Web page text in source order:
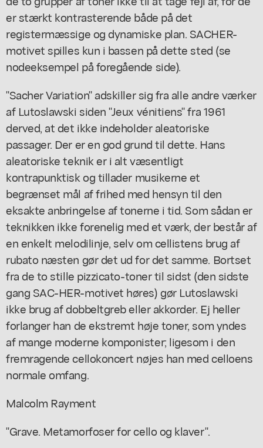
er stærkt kontrasterende både på det
registermæssige og dynamiske plan. SACHER-
motivet spilles kun i bassen på dette sted (se
nodeeksempel på foregående side).
"Sacher Variation" adskiller sig fra alle andre værker
af Lutoslawski siden "Jeux vénitiens" fra 1961
derved, at det ikke indeholder aleatoriske
passager. Der er en god grund til dette. Hans
aleatoriske teknik er i alt væsentligt
kontrapunktisk og tillader musikerne et
begrænset mål af frihed med hensyn til den
eksakte anbringelse af tonerne i tid. Som sådan er
teknikken ikke forenelig med et værk, der består af
en enkelt melodilinje, selv om cellistens brug af
rubato næsten gør det ud for det samme. Bortset
fra de to stille pizzicato-toner til sidst (den sidste
gang SAC-HER-motivet høres) gør Lutoslawski
ikke brug af dobbeltgreb eller akkorder. Ej heller
forlanger han de ekstremt høje toner, som yndes
af mange moderne komponister; ligesom i den
fremragende cellokoncert nøjes han med celloens
normale omfang.
Malcolm Rayment
"Grave. Metamorfoser for cello og klaver".